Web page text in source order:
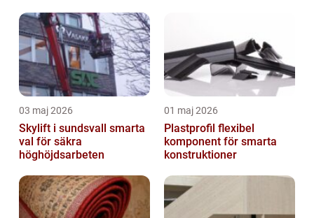
03 maj 2026
Skylift i sundsvall smarta
val för säkra
höghöjdsarbeten
01 maj 2026
Plastprofil flexibel
komponent för smarta
konstruktioner